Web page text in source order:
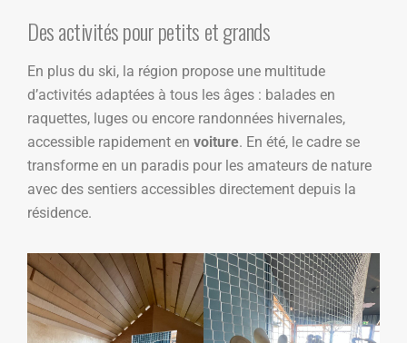
Des activités pour petits et grands
En plus du ski, la région propose une multitude
d’activités adaptées à tous les âges : balades en
raquettes, luges ou encore randonnées hivernales,
accessible rapidement en voiture. En été, le cadre se
transforme en un paradis pour les amateurs de nature
avec des sentiers accessibles directement depuis la
résidence.